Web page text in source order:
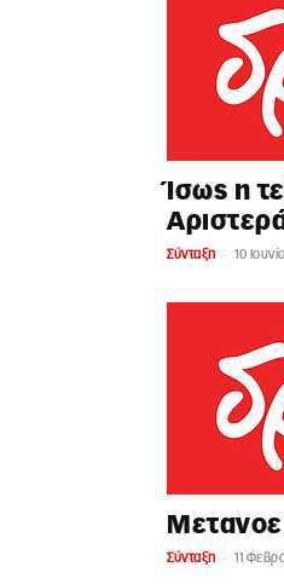
Ίσως η
Σύνταξη - 10
Σύνταξη - 11